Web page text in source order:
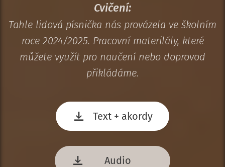
Cvičení:
Tahle lidová písnička nás provázela ve školním
roce 2024/2025. Pracovní materilály, které
můžete využít pro naučení nebo doprovod
přikládáme.
Text + akordy
Audio